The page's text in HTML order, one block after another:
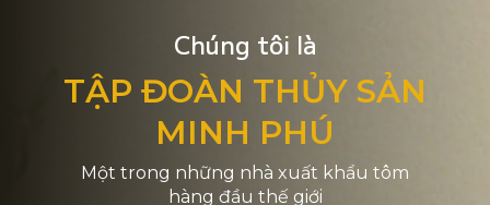
Chúng tôi là
TẬP ĐOÀN THỦY SẢN
MINH PHÚ
Một trong những nhà xuất khẩu tôm
hàng đầu thế giới